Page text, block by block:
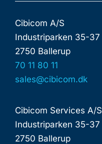
Cibicom A/S
Industriparken 35-37
2750 Ballerup
70 11 80 11
sales@cibicom.dk
Cibicom Services A/S
Industriparken 35-37
2750 Ballerup